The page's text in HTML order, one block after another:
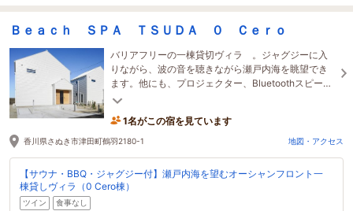
Ｂｅａｃｈ ＳＰＡ ＴＳＵＤＡ ０ Ｃｅｒｏ
バリアフリーの一棟貸切ヴィラ 。ジャグジーに入
りながら、波の音を聴きながら瀬戸内海を眺望でき
ます。他にも、プロジェクター、Bluetoothスピーカ
ー、BBQ用ミニコンロなど完備。2階でBBQできま
1名がこの宿を見ています
香川県さぬき市津田町鶴羽2180-1 地図・アクセス
【サウナ・BBQ・ジャグジー付】瀬戸内海を望むオーシャンフロント一
棟貸しヴィラ（0 Cero棟）
ツイン 食事なし